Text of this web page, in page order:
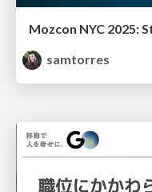
Mozcon NYC 2025:
samtorres